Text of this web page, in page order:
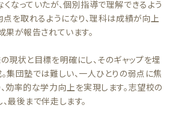
なっていたが、個別指導で理解できるよう
点を取れるようになり、理科は成績が向上
果が報告されています。
現状と目標を明確にし、そのギャップを埋
集団塾では難しい、一人ひとりの弱点に焦
効率的な学力向上を実現します。志望校の
最後まで伴走します。